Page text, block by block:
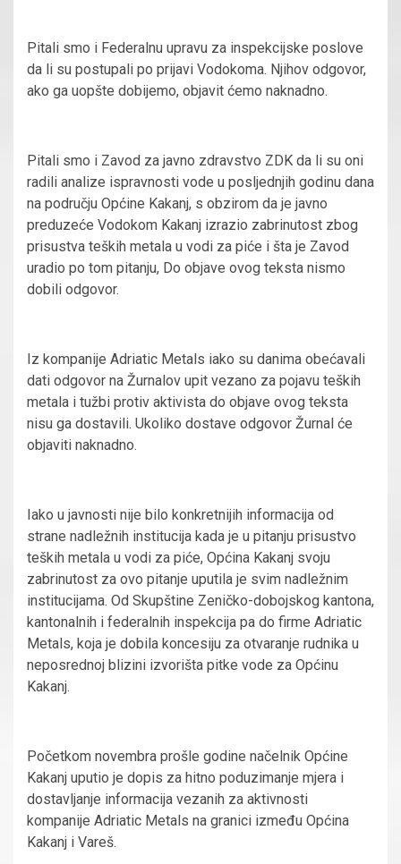
Pitali smo i Federalnu upravu za inspekcijske poslove
da li su postupali po prijavi Vodokoma. Njihov odgovor,
ako ga uopšte dobijemo, objavit ćemo naknadno.
Pitali smo i Zavod za javno zdravstvo ZDK da li su oni
radili analize ispravnosti vode u posljednjih godinu dana
na području Općine Kakanj, s obzirom da je javno
preduzeće Vodokom Kakanj izrazio zabrinutost zbog
prisustva teških metala u vodi za piće i šta je Zavod
uradio po tom pitanju, Do objave ovog teksta nismo
dobili odgovor.
Iz kompanije Adriatic Metals iako su danima obećavali
dati odgovor na Žurnalov upit vezano za pojavu teških
metala i tužbi protiv aktivista do objave ovog teksta
nisu ga dostavili. Ukoliko dostave odgovor Žurnal će
objaviti naknadno.
Iako u javnosti nije bilo konkretnijih informacija od
strane nadležnih institucija kada je u pitanju prisustvo
teških metala u vodi za piće, Općina Kakanj svoju
zabrinutost za ovo pitanje uputila je svim nadležnim
institucijama. Od Skupštine Zeničko-dobojskog kantona,
kantonalnih i federalnih inspekcija pa do firme Adriatic
Metals, koja je dobila koncesiju za otvaranje rudnika u
neposrednoj blizini izvorišta pitke vode za Općinu
Kakanj.
Početkom novembra prošle godine načelnik Općine
Kakanj uputio je dopis za hitno poduzimanje mjera i
dostavljanje informacija vezanih za aktivnosti
kompanije Adriatic Metals na granici između Općina
Kakanj i Vareš.